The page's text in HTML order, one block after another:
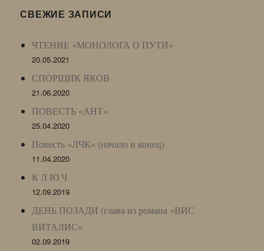
LJ
СВЕЖИЕ ЗАПИСИ
ЧТЕНИЕ «МОНОЛОГА О ПУТИ»
20.05.2021
СПОРЩИК ЯКОВ
21.06.2020
ПОВЕСТЬ «АНТ»
25.04.2020
Повесть «ЛЧК» (начало и конец)
11.04.2020
К Л Ю Ч
12.09.2019
ДЕНЬ ПОЗАДИ (глава из романа «ВИС
ВИТАЛИС»
02.09.2019